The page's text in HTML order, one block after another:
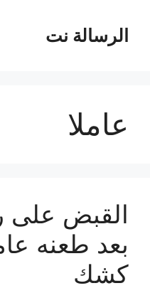
المحتوىالرسالة نت
عاملا
القبض على
بعد طعنه
كشك